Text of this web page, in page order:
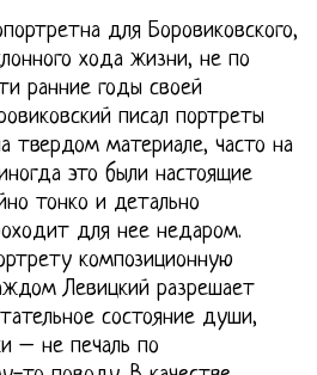
для Боровиковского,
хода жизни, не по
ранние годы своей
писал портреты
твердом материале, часто на
это были настоящие
тонко и детально
для нее недаром.
композиционную
Левицкий разрешает
состояние души,
– не печаль по